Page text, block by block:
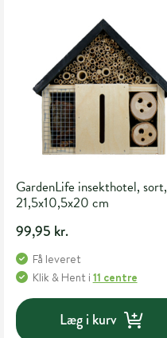
GardenLife insekthotel, sort,
21,5x10,5x20 cm
99,95 kr.
Få leveret
Klik & Hent i 11 centre
Læg i kurv